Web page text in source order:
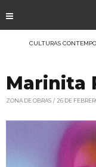
CULTURAS
Marinita
ZONA DE OBRAS 26 DE